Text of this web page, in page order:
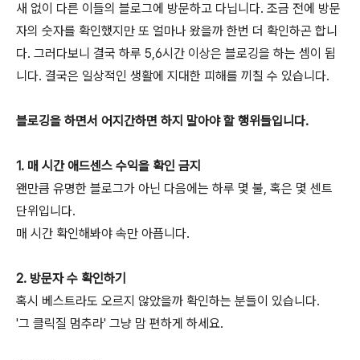
새 없이 다른 이들의 블로그에 방문하고 다닙니다. 조금 전에 방문
자의 숫자를 확인했지만 또 얼마나 왔을까 한번 더 확인하곤 합니
다. 그러다보니 결국 하루 5,6시간 이상은 블로깅을 하는 셈이 됩
니다. 결국은 일상적인 생활에 지대한 피해를 끼칠 수 있습니다.
블로깅을 하면서 어지간하면 하지 말아야 할 행위들입니다.
1. 매 시간 애드센스 수익을 확인 금지
왠만큼 유명한 블로그가 아닌 다음에는 하루 몇 불, 혹은 몇 센트
단위입니다.
매 시간 확인해봐야 속만 아픕니다.
2. 방문자 수 확인하기
혹시 베스트라도 오르지 않았을까 확인하는 분들이 있습니다.
'그 클릭질 멈추라' 그냥 맘 편하게 하세요.